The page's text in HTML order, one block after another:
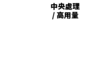
中央處理
/ 高用量